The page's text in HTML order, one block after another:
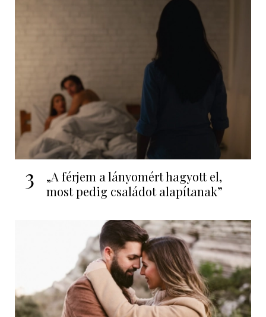
3
„A férjem a lányomért hagyott el,
most pedig családot alapítanak”